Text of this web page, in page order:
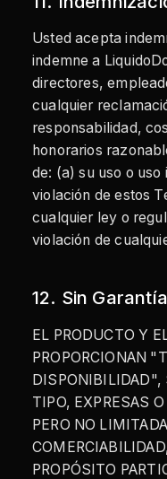
Usted acepta
indemne a
directores,
cualquier
responsabilidad,
honorarios
de: (a) su uso o
violación de estos
cualquier ley o
violación de
12. Sin
EL PRODUCTO Y
PROPORCIONAN
DISPONIBILIDAD",
TIPO, EXPRESAS
PERO NO
PROPÓSITO